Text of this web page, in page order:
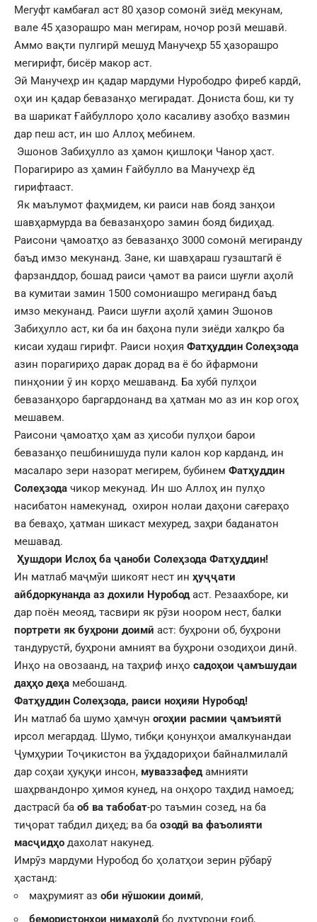
Мегуфт камбағал аст 80 ҳазор сомонӣ зиёд мекунам,
вале 45 ҳазорашро ман мегирам, ночор розӣ мешавӣ.
Аммо вақти пулгирӣ мешуд Манучеҳр 55 ҳазорашро
мегирифт, бисёр макор аст.
Эй Манучеҳр ин қадар мардуми Нурободро фиреб кардӣ,
оҳи ин қадар бевазанҳо мегирадат. Дониста бош, ки ту
ва шарикат Ғайбуллоро ҳоло касаливу азобҳо вазмин
дар пеш аст, ин шо Аллоҳ мебинем.
Эшонов Забиҳулло аз ҳамон қишлоқи Чанор ҳаст.
Порагириро аз ҳамин Ғайбулло ва Манучеҳр ёд
гирифтааст.
Як маълумот фаҳмидем, ки раиси нав бояд занҳои
шавҳармурда ва бевазанҳоро замин бояд бидиҳад.
Раисони ҷамоатҳо аз бевазанҳо 3000 сомонӣ мегиранду
баъд имзо мекунанд. Зане, ки шавҳараш гузаштагӣ ё
фарзанддор, бошад раиси ҷамот ва раиси шуғли аҳолӣ
ва кумитаи замин 1500 сомониашро мегиранд баъд
имзо мекунанд. Раиси шуғли аҳолӣ ҳамин Эшонов
Забиҳулло аст, ки ба ин баҳона пули зиёди халқро ба
кисаи худаш гирифт. Раиси ноҳия Фатҳуддин Солеҳзода
азин порагириҳо дарак дорад ва ё бо йфармони
пинҳонии ӯ ин корҳо мешаванд. Ба хубӣ пулҳои
бевазанҳоро баргардонанд ва ҳатман мо аз ин кор огоҳ
мешавем.
Раисони ҷамоатҳо ҳам аз ҳисоби пулҳои барои
бевазанҳо пешбинишуда пули калон кор карданд, ин
масаларо зери назорат мегирем, бубинем Фатҳуддин
Солеҳзода чикор мекунад. Ин шо Аллоҳ ин пулҳо
насибатон намекунад, охирон нолаи даҳони сағераҳо
ва беваҳо, ҳатман шикаст мехуред, заҳри баданатон
мешавад.
Ҳушдори Ислоҳ ба ҷаноби Солеҳзода Фатҳуддин!
Ин матлаб маҷмӯи шикоят нест ин ҳуҷҷати
айбдоркунанда аз дохили Нурободаст. Резаахборе, ки
дар поён меояд, тасвири як рӯзи ноором нест, балки
портрети як буҳрони доимӣ аст: буҳрони об, буҳрони
тандурустӣ, буҳрони амният ва буҳрони озодиҳои динӣ.
Инҳо на овозаанд, на таҳриф инҳо садоҳои ҷамъшудаи
даҳҳо деҳа мебошанд.
Фатҳуддин Солеҳзода, раиси ноҳияи Нуробод!
Ин матлаб ба шумо ҳамчун огоҳии расмии ҷамъиятӣ
ирсол мегардад. Шумо, тибқи қонунҳои амалкунандаи
Ҷумҳурии Тоҷикистон ва ӯҳдадориҳои байналмилалӣ
дар соҳаи ҳуқуқи инсон, муваззафедамнияти
шаҳрвандонро ҳимоя кунед, на онҳоро таҳдид намоед;
дастрасӣ ба об ва табобат-ро таъмин созед, на ба
тиҷорат табдил диҳед; ва ба озодӣ ва фаъолияти
масҷидҳо дахолат накунед.
Имрӯз мардуми Нуробод бо ҳолатҳои зерин рӯбарӯ
ҳастанд:
маҳрумият аз оби нӯшокии доимӣ,
бемористонҳои нимахолӣ бо духтурони ғоиб,